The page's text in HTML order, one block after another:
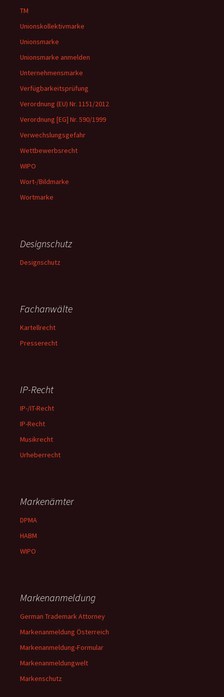
TM
Unionskollektivmarke
Unionsmarke
Unionsmarke anmelden
Unternehmensmarke
Verfügbarkeitsprüfung
Verordnung (EU) Nr. 1151/2012
Verordnung [EG] Nr. 590/1999
Verwechslungsgefahr
Wettbewerbsrecht
WIPO
Wort-/Bildmarke
Wortmarke
Designschutz
Designschutz
Fachanwälte
Kartellrecht
Presserecht
IP-Recht
IP-/IT-Recht
IP-Recht
Musikrecht
Urheberrecht
Markenämter
DPMA
HABM
WIPO
Markenanmeldung
German Trademark Attorney
Markenanmeldung Österreich
Markenanmeldung-Formular
Markenanmeldungwelt
Markenschutz